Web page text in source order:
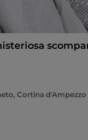
Cortina d'Ampezzo